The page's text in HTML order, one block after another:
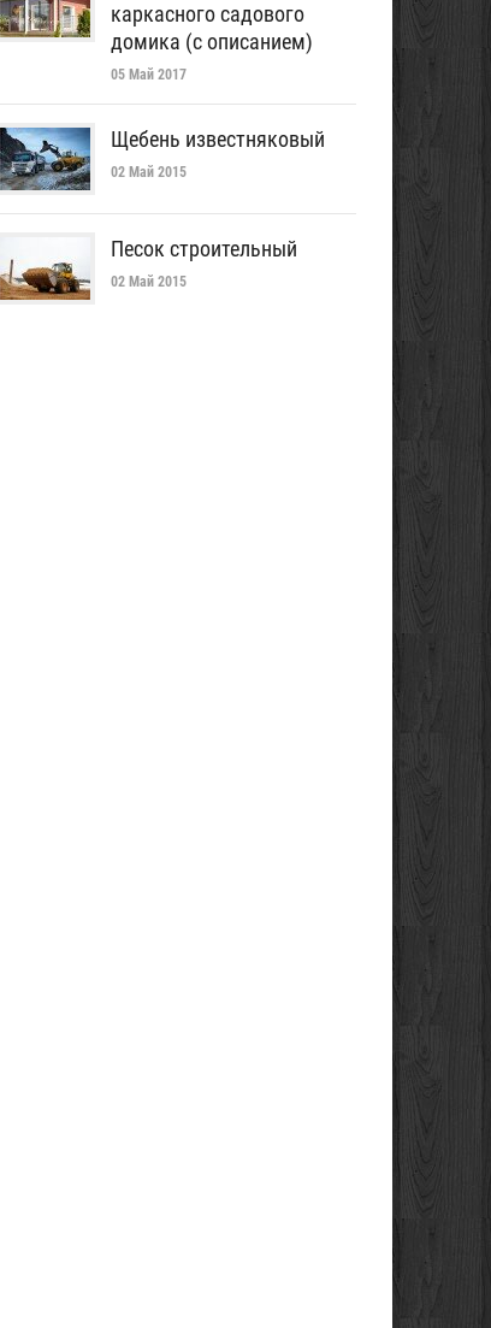
каркасного садового
домика (с описанием)
05 Май 2017
Щебень известняковый
02 Май 2015
Песок строительный
02 Май 2015